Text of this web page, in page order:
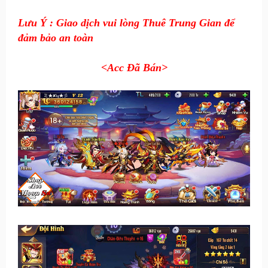
Lưu Ý : Giao dịch vui lòng Thuê Trung Gian để
đảm bảo an toàn
<Acc Đã Bán>